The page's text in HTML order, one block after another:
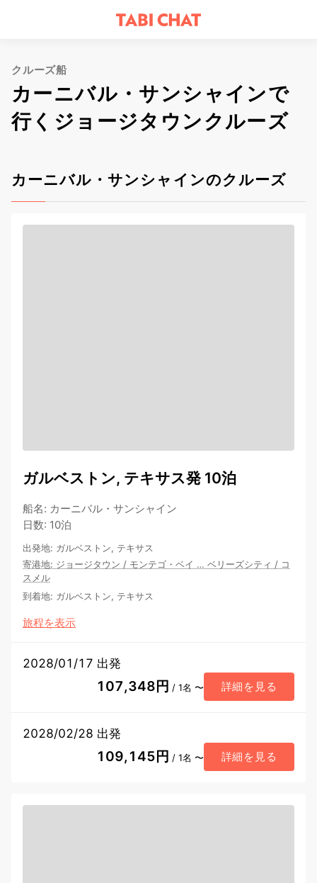
クルーズ船
カーニバル・サンシャインで
行くジョージタウンクルーズ
カーニバル・サンシャインのクルーズ
ガルベストン, テキサス発 10泊
船名: カーニバル・サンシャイン
日数: 10泊
出発地: ガルベストン, テキサス
寄港地: ジョージタウン / モンテゴ・ベイ … ベリーズシティ / コ
スメル
到着地: ガルベストン, テキサス
旅程を表示
2028/01/17 出発
107,348円 / 1名 〜 詳細を見る
2028/02/28 出発
109,145円 / 1名 〜 詳細を見る